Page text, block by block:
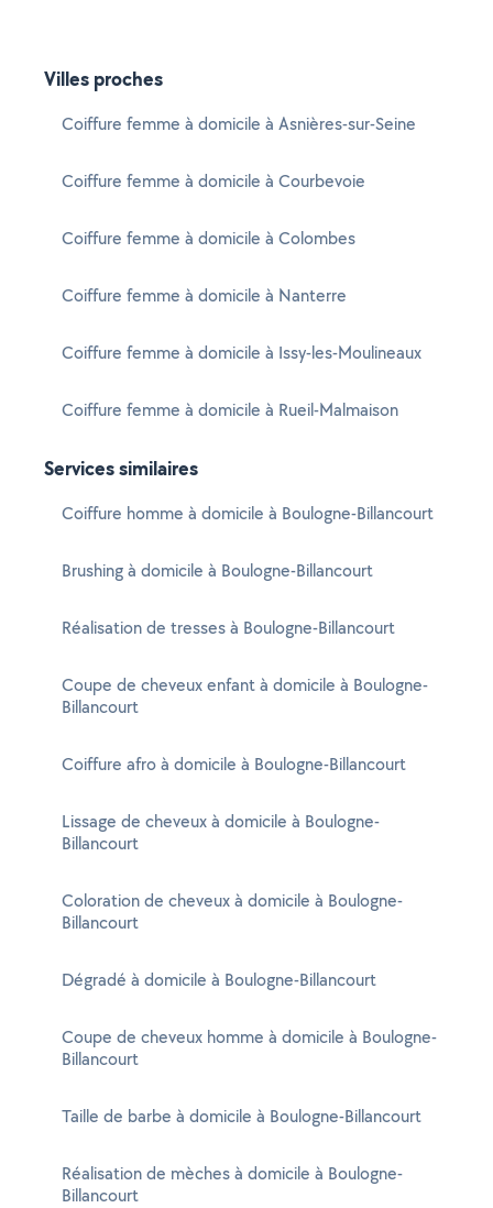
Villes proches
Coiffure femme à domicile à Asnières-sur-Seine
Coiffure femme à domicile à Courbevoie
Coiffure femme à domicile à Colombes
Coiffure femme à domicile à Nanterre
Coiffure femme à domicile à Issy-les-Moulineaux
Coiffure femme à domicile à Rueil-Malmaison
Services similaires
Coiffure homme à domicile à Boulogne-Billancourt
Brushing à domicile à Boulogne-Billancourt
Réalisation de tresses à Boulogne-Billancourt
Coupe de cheveux enfant à domicile à Boulogne-
Billancourt
Coiffure afro à domicile à Boulogne-Billancourt
Lissage de cheveux à domicile à Boulogne-
Billancourt
Coloration de cheveux à domicile à Boulogne-
Billancourt
Dégradé à domicile à Boulogne-Billancourt
Coupe de cheveux homme à domicile à Boulogne-
Billancourt
Taille de barbe à domicile à Boulogne-Billancourt
Réalisation de mèches à domicile à Boulogne-
Billancourt